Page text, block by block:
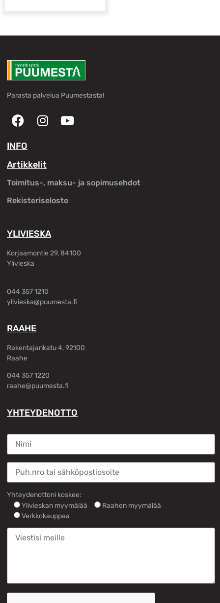
Parasta palvelua Puumestasta!
INFO
Artikkelit
Toimitus-, maksu- ja sopimusehdot
Rekisteriseloste
YLIVIESKA
Korjaamontie 29, 84100
Ylivieska
044 357 1210
ylivieska@puumesta.fi
RAAHE
Rakentajankatu 4, 92100
Raahe
044 357 1220
raahe@puumesta.fi
YHTEYDENOTTO
Yhteydenottoni koskee:
Ylivieskan myymälää
Raahen myymälää
Verkkokauppaa